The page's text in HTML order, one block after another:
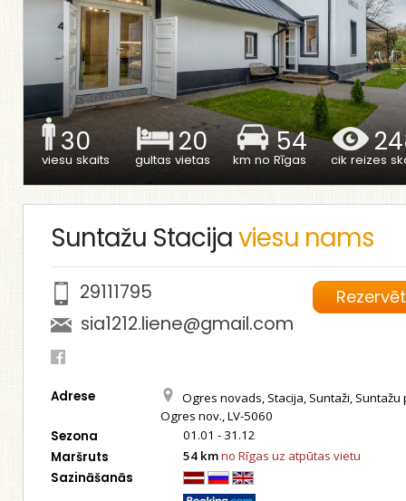
30
viesu skaits
20
gultas vietas
54
km no Rīgas cik reizes
Suntažu Stacijaviesu nams
Rezervēt
29111795
sia1212.liene@gmail.com
Adrese
Ogres novads, Stacija, Suntaži, Suntažu
Ogres nov., LV-5060
Sezona 01.01 - 31.12
Maršruts 54 kmno Rīgas uz atpūtas vietu
Sazināšanās